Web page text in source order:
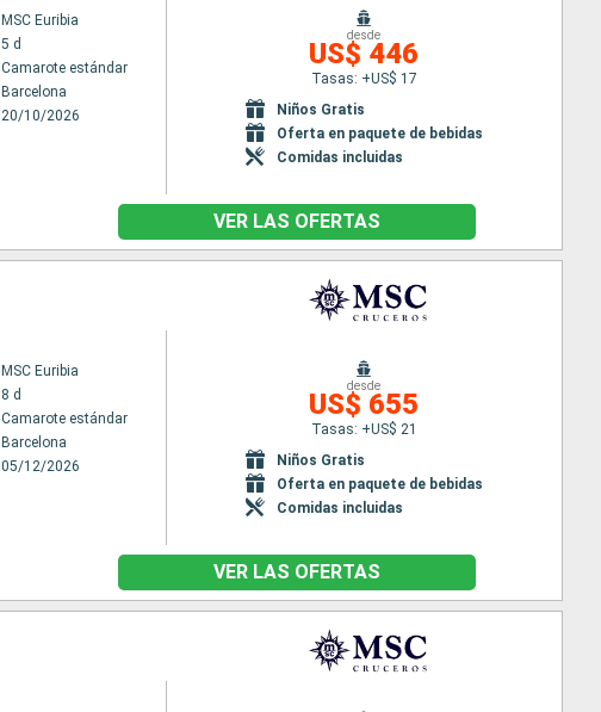
MSC Euribia
5 d
Camarote estándar
Barcelona
20/10/2026
desde
US$ 446
Tasas: +US$ 17
Niños Gratis
Oferta en paquete de bebidas
Comidas incluidas
VER LAS OFERTAS
MSC Euribia
8 d
Camarote estándar
Barcelona
05/12/2026
desde
US$ 655
Tasas: +US$ 21
Niños Gratis
Oferta en paquete de bebidas
Comidas incluidas
VER LAS OFERTAS